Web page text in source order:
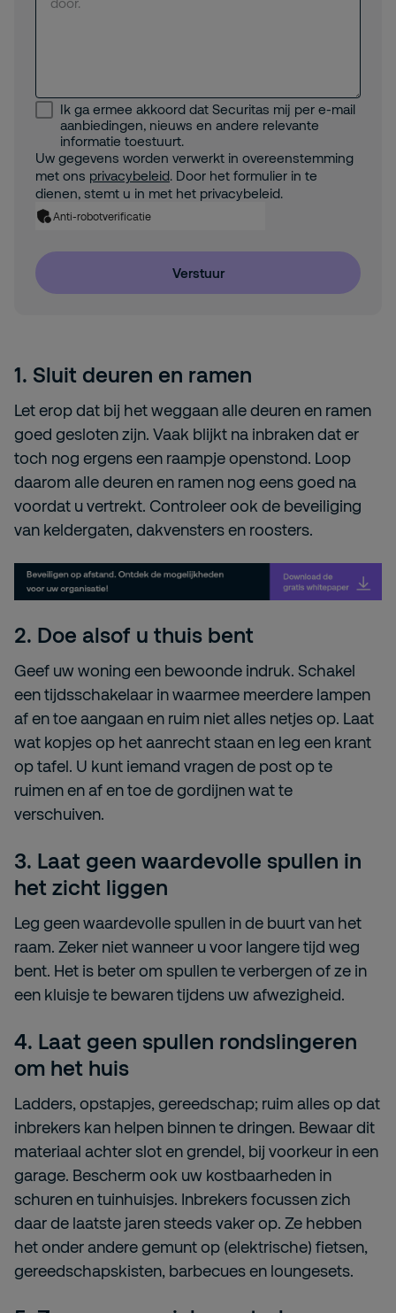
1. Sluit deuren en ramen
Let erop dat bij het weggaan alle deuren en ramen
goed gesloten zijn. Vaak blijkt na inbraken dat er
toch nog ergens een raampje openstond. Loop
daarom alle deuren en ramen nog eens goed na
voordat u vertrekt. Controleer ook de beveiliging
van keldergaten, dakvensters en roosters.
2. Doe alsof u thuis bent
Geef uw woning een bewoonde indruk. Schakel
een tijdsschakelaar in waarmee meerdere lampen
af en toe aangaan en ruim niet alles netjes op. Laat
wat kopjes op het aanrecht staan en leg een krant
op tafel. U kunt iemand vragen de post op te
ruimen en af en toe de gordijnen wat te
verschuiven.
3. Laat geen waardevolle spullen in
het zicht liggen
Leg geen waardevolle spullen in de buurt van het
raam. Zeker niet wanneer u voor langere tijd weg
bent. Het is beter om spullen te verbergen of ze in
een kluisje te bewaren tijdens uw afwezigheid.
4. Laat geen spullen rondslingeren
om het huis
Ladders, opstapjes, gereedschap; ruim alles op dat
inbrekers kan helpen binnen te dringen. Bewaar dit
materiaal achter slot en grendel, bij voorkeur in een
garage. Bescherm ook uw kostbaarheden in
schuren en tuinhuisjes. Inbrekers focussen zich
daar de laatste jaren steeds vaker op. Ze hebben
het onder andere gemunt op (elektrische) fietsen,
gereedschapskisten, barbecues en loungesets.
Ik ga ermee akkoord dat Securitas mij per e-mail
aanbiedingen, nieuws en andere relevante
informatie toestuurt.
Uw gegevens worden verwerkt in overeenstemming
met ons privacybeleid. Door het formulier in te
dienen, stemt u in met het privacybeleid.
Anti-robotverificatie
Verstuur